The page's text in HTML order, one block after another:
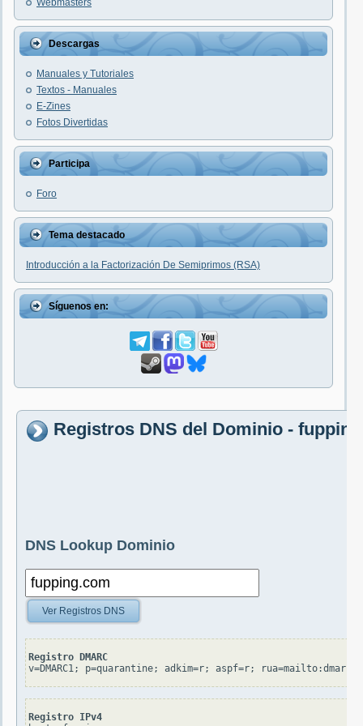
Webmasters
Descargas
Manuales y Tutoriales
Textos - Manuales
E-Zines
Fotos Divertidas
Participa
Foro
Tema destacado
Introducción a la Factorización De Semiprimos (RSA)
Síguenos en:
Registros DNS del Dominio -
DNS Lookup Dominio
Ver Registros DNS
Registro DMARC
v=DMARC1; p=quarantine; adkim=r; aspf=r;
Registro IPv4